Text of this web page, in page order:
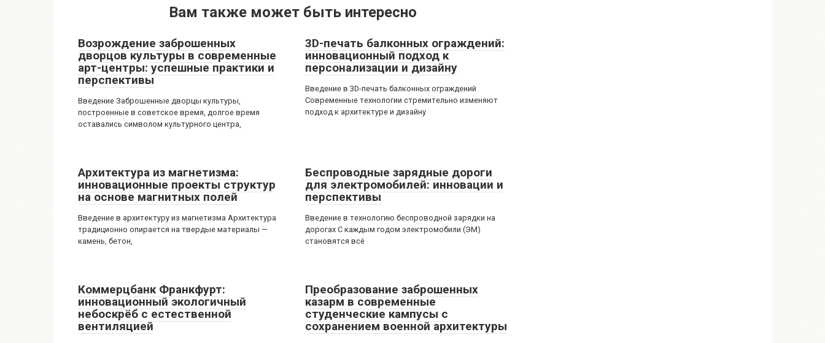
Вам также может быть интересно
Возрождение заброшенных
дворцов культуры в современные
арт-центры: успешные практики и
перспективы
Введение Заброшенные дворцы культуры,
построенные в советское время, долгое время
оставались символом культурного центра,
3D-печать балконных ограждений:
инновационный подход к
персонализации и дизайну
Введение в 3D-печать балконных ограждений
Современные технологии стремительно изменяют
подход к архитектуре и дизайну
Архитектура из магнетизма:
инновационные проекты структур
на основе магнитных полей
Введение в архитектуру из магнетизма Архитектура
традиционно опирается на твердые материалы —
камень, бетон,
Беспроводные зарядные дороги
для электромобилей: инновации и
перспективы
Введение в технологию беспроводной зарядки на
дорогах С каждым годом электромобили (ЭМ)
становятся всё
Коммерцбанк Франкфурт:
инновационный экологичный
небоскрёб с естественной
вентиляцией
Преобразование заброшенных
казарм в современные
студенческие кампусы с
сохранением военной архитектуры